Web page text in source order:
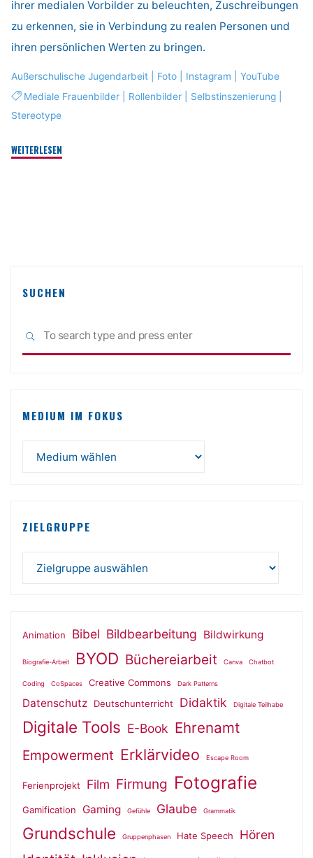
ihrer medialen Vorbilder zu beleuchten, Zuschreibungen
zu erkennen, sie in Verbindung zu realen Personen und
ihren persönlichen Werten zu bringen.
Außerschulische Jugendarbeit Foto Instagram
YouTube
Mediale Frauenbilder| Rollenbilder| Selbstinszenierung|
Stereotype
WEITERLESEN
SUCHEN
SEARCH
MEDIUM IM FOKUS
ZIELGRUPPE
Animation Bibel Bildbearbeitung Bildwirkung
Biografie-Arbeit BYOD Büchereiarbeit Canva Chatbot
Coding CoSpaces Creative Commons Dark Patterns
Datenschutz Deutschunterricht Didaktik Digitale Teilhabe
Digitale Tools E-Book Ehrenamt
Empowerment Erklärvideo Escape Room
Ferienprojekt Film Firmung Fotografie
Gamification Gaming Gefühle Glaube Grammatik
Grundschule Gruppenphasen Hate Speech Hören